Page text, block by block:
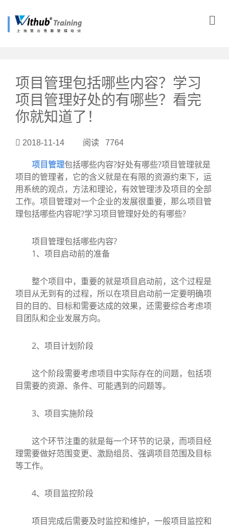
项目管理包括哪些内容？学习
项目管理好处的有哪些？看完
你就知道了！
2018-11-14 阅读 7764
项目管理包括哪些内容?好处有哪些?项目管理就是
项目的管理者，它的含义就是在有限的资源约束下，运
用系统的观点，方法和理论，有效管理涉及项目的全部
工作。项目管理对一个企业的发展很重要，那么项目管
理包括哪些内容呢?学习项目管理好处的有哪些?
项目管理包括哪些内容?
1、项目启动前的准备
整个项目中，重要的就是项目启动前，这个过程是
项目从无到有的过程，所以在项目启动前一定要明确项
目的目的、目标和需要达成的效果，还需要综合考虑项
目团队和企业发展方向。
2、项目计划阶段
这个阶段需要考虑项目中实际存在的问题，包括项
目需要的资源、条件、可能遇到的问题等。
3、项目实施阶段
这个环节注重的就是每一个环节的记录，而项目经
理需要做好范围变更、激励组员、强调项目范围及目标
等工作。
4、项目监控阶段
项目完成后需要及时监控和维护，一般项目监控和